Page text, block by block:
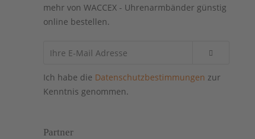
mehr von WACCEX - Uhrenarmbänder günstig
online bestellen.
Ich habe die Datenschutzbestimmungen zur
Kenntnis genommen.
Partner